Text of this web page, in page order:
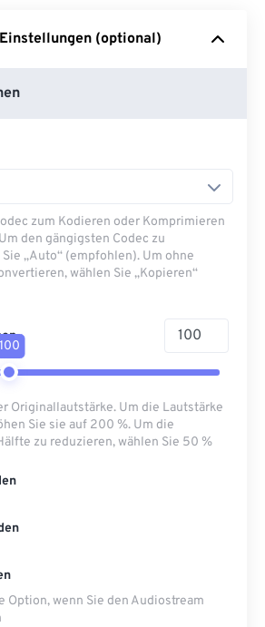
(optional)
zum Kodieren oder Komprimieren
den gängigsten Codec zu
„Auto“ (empfohlen). Um ohne
wählen Sie „Kopieren“
100
Originallautstärke. Um die Lautstärke
Sie sie auf 200 %. Um die
zu reduzieren, wählen Sie 50 %
Option, wenn Sie den Audiostream